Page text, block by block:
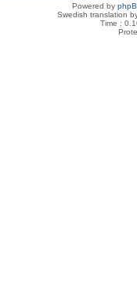
Powered by
Swedish translation
Time :